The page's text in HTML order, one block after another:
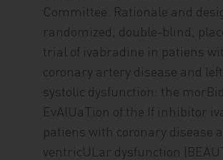
Committee. Rationale and
randomized, double-blind,
trial of ivabradine in patiens
coronary artery disease and
systolic dysfunction: the
EvAlUaTion of the If inhibitor
patiens with coronary disease
ventricULar dysfunction